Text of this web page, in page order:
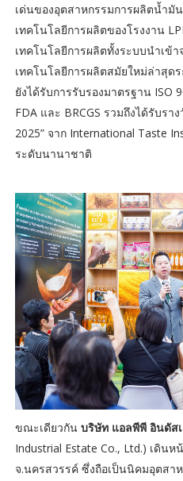
เด่นของอุตสาหกรรมการผลิตน้ำ
เทคโนโลยีการผลิตของโรงงาน
เทคโนโลยีการผลิตทั้งระบบนำเข้
เทคโนโลยีการผลิตสมัยใหม่ล่าสุด
ยังได้รับการรับรองมาตรฐาน ISO
FDA และ BRCGS รวมถึงได้รับรา
2025” จาก International Taste
ระดับนานาชาติ
ขณะเดียวกัน บริษัท แอลพีพี อินดัส
Industrial Estate Co., Ltd.) เดิ
จ.นครสวรรค์ ซึ่งถือเป็นนิคมอุตสา